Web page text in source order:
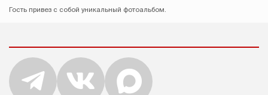
Гость привез с собой уникальный фотоальбом.